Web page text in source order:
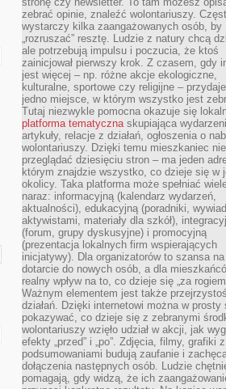
zebrać opinie, znaleźć wolontariuszy.
wystarczy kilka zaangażowanych osób, by
„rozruszać” resztę. Ludzie z natury chcą
ale potrzebują impulsu i poczucia, że ktoś
zainicjował pierwszy krok. Z czasem, gdy
jest więcej – np. różne akcje ekologiczne,
kulturalne, sportowe czy religijne –
jedno miejsce, w którym wszystko jest
Tutaj niezwykle pomocna okazuje się
platforma tematycznaskupiająca
artykuły, relacje z działań, ogłoszenia o
wolontariuszy. Dzięki temu mieszkaniec
przeglądać dziesięciu stron – ma jeden
którym znajdzie wszystko, co dzieje się w
okolicy. Taka platforma może spełniać
naraz: informacyjną (kalendarz wydarzeń,
aktualności), edukacyjną (poradniki,
aktywistami, materiały dla szkół),
(forum, grupy dyskusyjne) i promocyjną
(prezentacja lokalnych firm wspierających
inicjatywy). Dla organizatorów to szansa na
dotarcie do nowych osób, a dla
realny wpływ na to, co dzieje się „za
Ważnym elementem jest także
działań. Dzięki internetowi można w prosty
pokazywać, co dzieje się z zebranymi
wolontariuszy wzięło udział w akcji, jak
efekty „przed” i „po”. Zdjęcia, filmy, grafiki z
podsumowaniami budują zaufanie i
dołączenia następnych osób. Ludzie
pomagają, gdy widzą, że ich